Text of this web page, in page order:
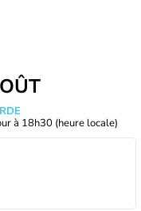
à 18h30 (heure locale)